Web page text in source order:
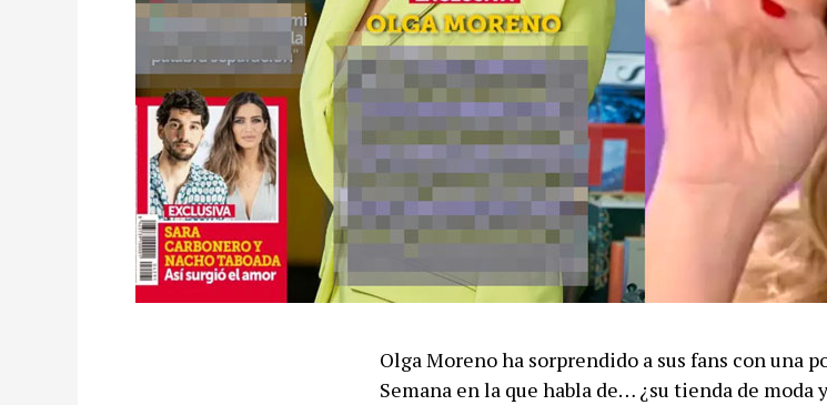
Olga Moreno ha sorprendido a sus fans con una
Semana en la que habla de… ¿su tienda de moda